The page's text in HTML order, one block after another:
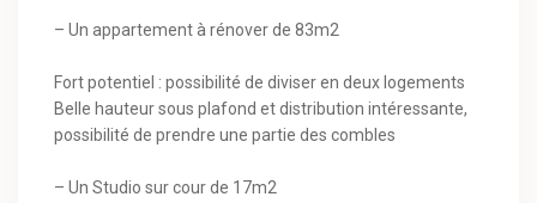
– Un appartement à rénover de 83m2
Fort potentiel : possibilité de diviser en deux logements
Belle hauteur sous plafond et distribution intéressante,
possibilité de prendre une partie des combles
– Un Studio sur cour de 17m2